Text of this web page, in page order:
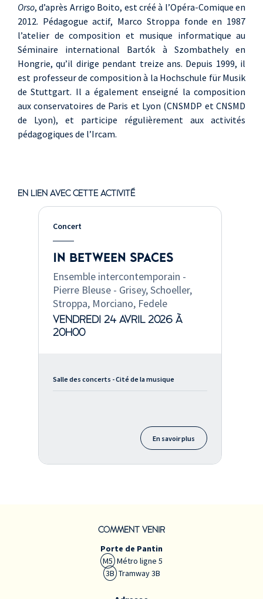
Orso, d’après Arrigo Boito, est créé à l’Opéra-Comique en
2012. Pédagogue actif, Marco Stroppa fonde en 1987
l’atelier de composition et musique informatique au
Séminaire international Bartók à Szombathely en
Hongrie, qu’il dirige pendant treize ans. Depuis 1999, il
est professeur de composition à la Hochschule für Musik
de Stuttgart. Il a également enseigné la composition
aux conservatoires de Paris et Lyon (CNSMDP et CNSMD
de Lyon), et participe régulièrement aux activités
pédagogiques de l’Ircam.
EN LIEN AVEC CETTE ACTIVITÉ
Concert
IN BETWEEN SPACES
Ensemble intercontemporain -
Pierre Bleuse - Grisey, Schoeller,
Stroppa, Morciano, Fedele
VENDREDI 24 AVRIL 2026 À
20H00
Salle des concerts - Cité de la musique
En savoir plus
COMMENT VENIR
Porte de Pantin
M5 Métro ligne 5
3B Tramway 3B